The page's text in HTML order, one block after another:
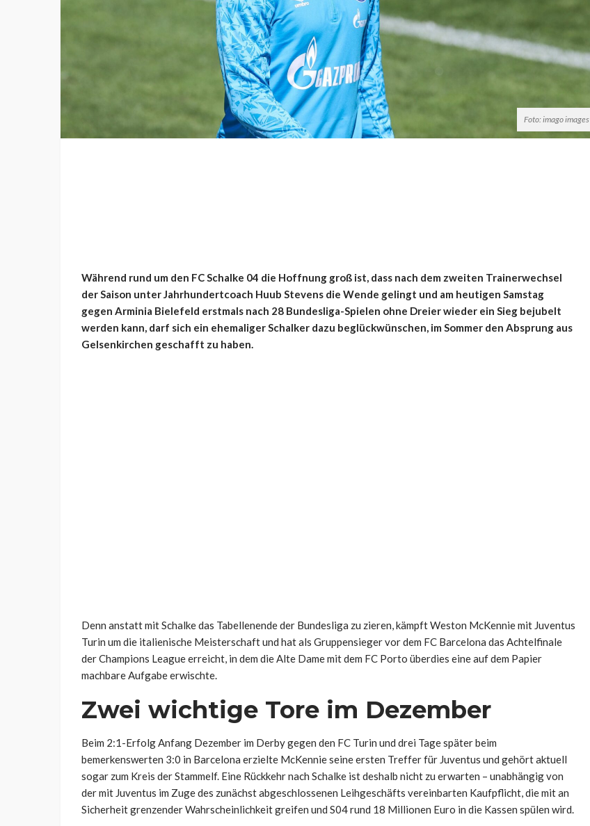
Foto: imago images
Während rund um den FC Schalke 04 die Hoffnung groß ist, dass nach dem zweiten Trainerwechsel
der Saison unter Jahrhundertcoach Huub Stevens die Wende gelingt und am heutigen Samstag
gegen Arminia Bielefeld erstmals nach 28 Bundesliga-Spielen ohne Dreier wieder ein Sieg bejubelt
werden kann, darf sich ein ehemaliger Schalker dazu beglückwünschen, im Sommer den Absprung aus
Gelsenkirchen geschafft zu haben.
Denn anstatt mit Schalke das Tabellenende der Bundesliga zu zieren, kämpft Weston McKennie mit Juventus
Turin um die italienische Meisterschaft und hat als Gruppensieger vor dem FC Barcelona das Achtelfinale
der Champions League erreicht, in dem die Alte Dame mit dem FC Porto überdies eine auf dem Papier
machbare Aufgabe erwischte.
Zwei wichtige Tore im Dezember
Beim 2:1-Erfolg Anfang Dezember im Derby gegen den FC Turin und drei Tage später beim
bemerkenswerten 3:0 in Barcelona erzielte McKennie seine ersten Treffer für Juventus und gehört aktuell
sogar zum Kreis der Stammelf. Eine Rückkehr nach Schalke ist deshalb nicht zu erwarten – unabhängig von
der mit Juventus im Zuge des zunächst abgeschlossenen Leihgeschäfts vereinbarten Kaufpflicht, die mit an
Sicherheit grenzender Wahrscheinlichkeit greifen und S04 rund 18 Millionen Euro in die Kassen spülen wird.